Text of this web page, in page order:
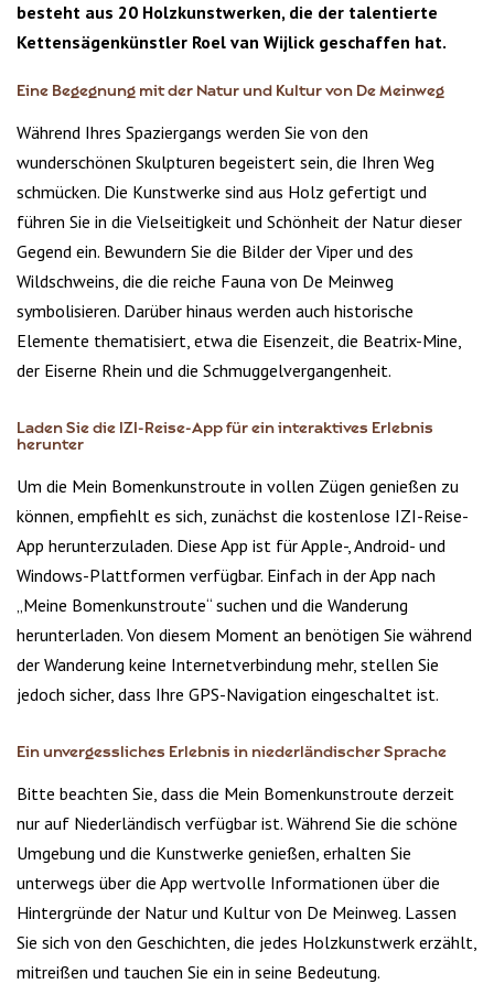
besteht aus 20 Holzkunstwerken, die der talentierte
Kettensägenkünstler Roel van Wijlick geschaffen hat.
Eine Begegnung mit der Natur und Kultur von De Meinweg
Während Ihres Spaziergangs werden Sie von den
wunderschönen Skulpturen begeistert sein, die Ihren Weg
schmücken. Die Kunstwerke sind aus Holz gefertigt und
führen Sie in die Vielseitigkeit und Schönheit der Natur dieser
Gegend ein. Bewundern Sie die Bilder der Viper und des
Wildschweins, die die reiche Fauna von De Meinweg
symbolisieren. Darüber hinaus werden auch historische
Elemente thematisiert, etwa die Eisenzeit, die Beatrix-Mine,
der Eiserne Rhein und die Schmuggelvergangenheit.
Laden Sie die IZI-Reise-App für ein interaktives Erlebnis
herunter
Um die Mein Bomenkunstroute in vollen Zügen genießen zu
können, empfiehlt es sich, zunächst die kostenlose IZI-Reise-
App herunterzuladen. Diese App ist für Apple-, Android- und
Windows-Plattformen verfügbar. Einfach in der App nach
„Meine Bomenkunstroute“ suchen und die Wanderung
herunterladen. Von diesem Moment an benötigen Sie während
der Wanderung keine Internetverbindung mehr, stellen Sie
jedoch sicher, dass Ihre GPS-Navigation eingeschaltet ist.
Ein unvergessliches Erlebnis in niederländischer Sprache
Bitte beachten Sie, dass die Mein Bomenkunstroute derzeit
nur auf Niederländisch verfügbar ist. Während Sie die schöne
Umgebung und die Kunstwerke genießen, erhalten Sie
unterwegs über die App wertvolle Informationen über die
Hintergründe der Natur und Kultur von De Meinweg. Lassen
Sie sich von den Geschichten, die jedes Holzkunstwerk erzählt,
mitreißen und tauchen Sie ein in seine Bedeutung.